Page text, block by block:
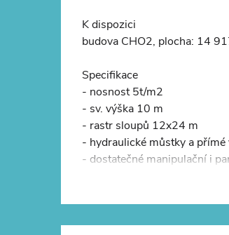
K dispozici
budova CHO2, plocha: 14
Specifikace
- nosnost 5t/m2
- sv. výška 10 m
- rastr sloupů 12x24 m
- hydraulické můstky a přímé
- dostatečné manipulační i